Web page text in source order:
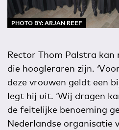
PHOTO BY: ARJAN REEF
Rector Thom Palstra kan
die hoogleraren zijn.
deze vrouwen geldt een
legt hij uit. ‘Wij dragen
de feitelijke benoeming
Nederlandse organisatie